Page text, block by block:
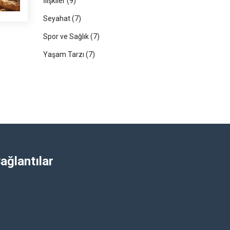
Seyahat(7)
Spor ve Sağlık(7)
Yaşam Tarzı (7)